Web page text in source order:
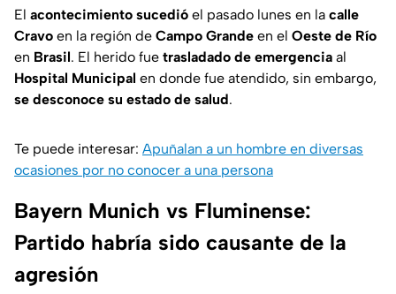
El acontecimiento sucedió el pasado lunes en la calle
Cravo en la región de Campo Grande en el Oeste de Río
en Brasil. El herido fue trasladado de emergencia al
Hospital Municipal en donde fue atendido, sin embargo,
se desconoce su estado de salud.
Te puede interesar: Apuñalan a un hombre en diversas
ocasiones por no conocer a una persona
Bayern Munich vs Fluminense:
Partido habría sido causante de la
agresión